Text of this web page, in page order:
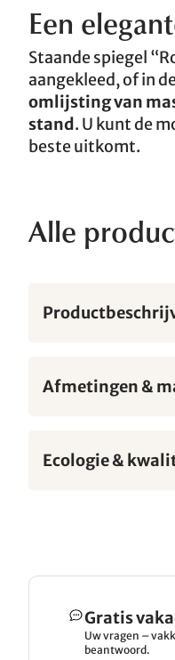
Een
Staande spiegel
aangekleed, of in
omlijsting van
stand. U kunt de
beste uitkomt.
Alle
Afmetingen &
Ecologie &
Gratis
Uw vragen –
beantwoord.